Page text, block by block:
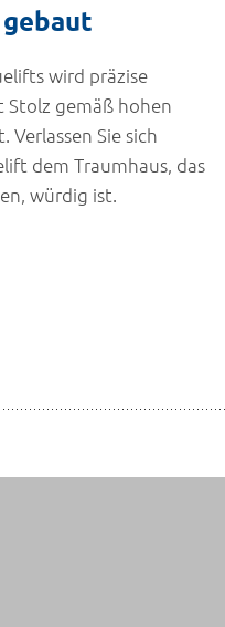
wird präzise
gemäß hohen
Sie sich
dem Traumhaus, das
würdig ist.